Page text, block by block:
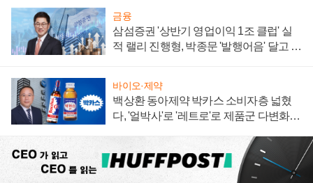
금융
삼섬증권 '상반기 영업이익 1조 클럽' 실
적 랠리 진행형, 박종문 '발행어음' 달고 연
바이오·제약
백상환 동아제약 박카스 소비자층 넓혔
다, '얼박사'로 '레트로'로 제품군 다변화